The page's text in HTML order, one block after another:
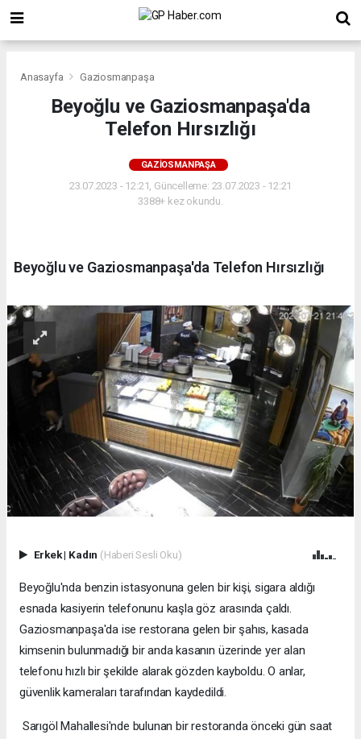
Anasayfa Gaziosmanpaşa
Beyoğlu ve Gaziosmanpaşa'da
Telefon Hırsızlığı
GAZIOSMANPAŞA
23.07.2023 - 12:21, Güncelleme: 23.07.2023 - 12:21
3388+ kez okundu.
Beyoğlu ve Gaziosmanpaşa'da Telefon Hırsızlığı
Erkek| Kadın (Haberi Sesli Oku)
Beyoğlu'nda benzin istasyonuna gelen bir kişi, sigara aldığı
esnada kasiyerin telefonunu kaşla göz arasında çaldı.
Gaziosmanpaşa'da ise restorana gelen bir şahıs, kasada
kimsenin bulunmadığı bir anda kasanın üzerinde yer alan
telefonu hızlı bir şekilde alarak gözden kayboldu. O anlar,
güvenlik kameraları tarafından kaydedildi.
Sarıgöl Mahallesi'nde bulunan bir restoranda önceki gün saat